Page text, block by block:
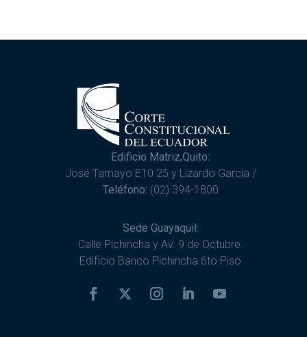
Edificio Matriz,Quito:
José Tamayo E10 25 y Lizardo García /
Teléfono: (02) 394-1800
Sede Guayaquil:
Calle Pichincha y Av. 9 de Octubre.
Edificio Banco Pichincha 6to Piso